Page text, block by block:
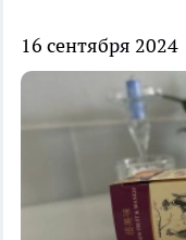
16 сентября 2024